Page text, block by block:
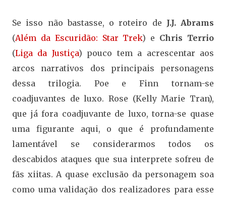
Se isso não bastasse, o roteiro de J.J. Abrams
(Além da Escuridão: Star Trek) e Chris Terrio
(Liga da Justiça) pouco tem a acrescentar aos
arcos narrativos dos principais personagens
dessa trilogia. Poe e Finn tornam-se
coadjuvantes de luxo. Rose (Kelly Marie Tran),
que já fora coadjuvante de luxo, torna-se quase
uma figurante aqui, o que é profundamente
lamentável se considerarmos todos os
descabidos ataques que sua interprete sofreu de
fãs xiitas. A quase exclusão da personagem soa
como uma validação dos realizadores para esse